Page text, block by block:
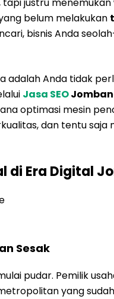
belum melakukan
bisnis Anda
adalah Anda tidak
Jasa SEO
optimasi mesin
dan tentu
di Era Digital
Sesak
pudar. Pemilik
yang